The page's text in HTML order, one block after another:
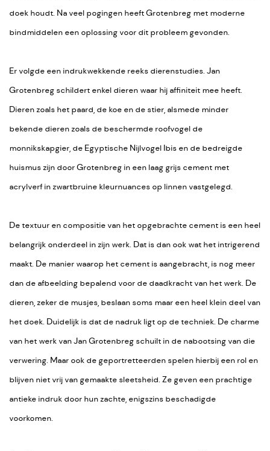
doek houdt. Na veel pogingen heeft Grotenbreg met moderne
bindmiddelen een oplossing voor dit probleem gevonden.
Er volgde een indrukwekkende reeks dierenstudies. Jan
Grotenbreg schildert enkel dieren waar hij affiniteit mee heeft.
Dieren zoals het paard, de koe en de stier, alsmede minder
bekende dieren zoals de beschermde roofvogel de
monnikskapgier, de Egyptische Nijlvogel Ibis en de bedreigde
huismus zijn door Grotenbreg in een laag grijs cement met
acrylverf in zwartbruine kleurnuances op linnen vastgelegd.
De textuur en compositie van het opgebrachte cement is een heel
belangrijk onderdeel in zijn werk. Dat is dan ook wat het intrigerend
maakt. De manier waarop het cement is aangebracht, is nog meer
dan de afbeelding bepalend voor de daadkracht van het werk. De
dieren, zeker de musjes, beslaan soms maar een heel klein deel van
het doek. Duidelijk is dat de nadruk ligt op de techniek. De charme
van het werk van Jan Grotenbreg schuilt in de nabootsing van die
verwering. Maar ook de geportretteerden spelen hierbij een rol en
blijven niet vrij van gemaakte sleetsheid. Ze geven een prachtige
antieke indruk door hun zachte, enigszins beschadigde
voorkomen.